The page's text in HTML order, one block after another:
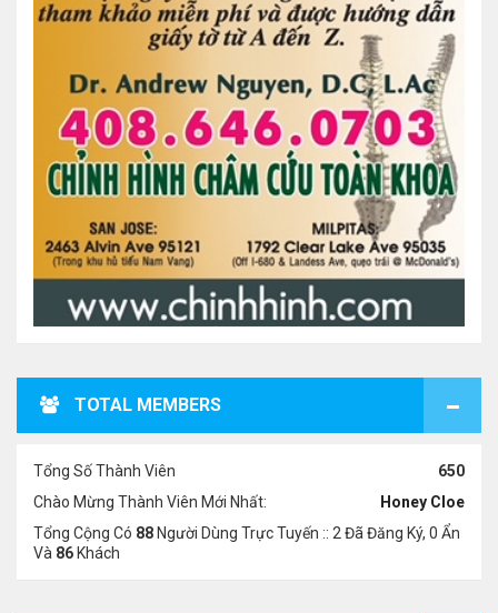
TOTAL MEMBERS
Tổng Số Thành Viên
650
Chào Mừng Thành Viên Mới Nhất:
Honey Cloe
Tổng Cộng Có 88 Người Dùng Trực Tuyến :: 2 Đã Đăng Ký, 0 Ẩn
Và 86 Khách